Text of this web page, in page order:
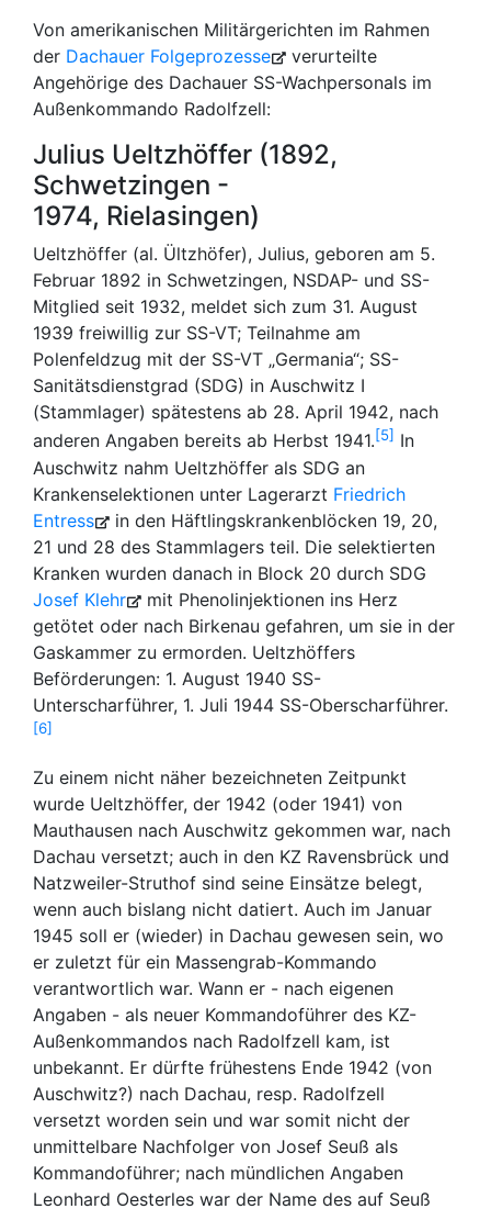
Von amerikanischen Militärgerichten im Rahmen
der Dachauer Folgeprozesse
verurteilte
Angehörige des Dachauer SS-Wachpersonals im
Außenkommando Radolfzell:
Julius Ueltzhöffer (1892,
Schwetzingen -
1974, Rielasingen)
Ueltzhöffer (al. Ültzhöfer), Julius, geboren am 5.
Februar 1892 in Schwetzingen, NSDAP- und SS-
Mitglied seit 1932, meldet sich zum 31. August
1939 freiwillig zur SS-VT; Teilnahme am
Polenfeldzug mit der SS-VT „Germania“; SS-
Sanitätsdienstgrad (SDG) in Auschwitz I
(Stammlager) spätestens ab 28. April 1942, nach
anderen Angaben bereits ab Herbst 1941. 5
In
Auschwitz nahm Ueltzhöffer als SDG an
Krankenselektionen unter Lagerarzt Friedrich
Entress
in den Häftlingskrankenblöcken 19, 20,
21 und 28 des Stammlagers teil. Die selektierten
Kranken wurden danach in Block 20 durch SDG
Josef Klehr
mit Phenolinjektionen ins Herz
getötet oder nach Birkenau gefahren, um sie in der
Gaskammer zu ermorden. Ueltzhöffers
Beförderungen: 1. August 1940 SS-
Unterscharführer, 1. Juli 1944 SS-Oberscharführer.
6
Zu einem nicht näher bezeichneten Zeitpunkt
wurde Ueltzhöffer, der 1942 (oder 1941) von
Mauthausen nach Auschwitz gekommen war, nach
Dachau versetzt; auch in den KZ Ravensbrück und
Natzweiler-Struthof sind seine Einsätze belegt,
wenn auch bislang nicht datiert. Auch im Januar
1945 soll er (wieder) in Dachau gewesen sein, wo
er zuletzt für ein Massengrab-Kommando
verantwortlich war. Wann er - nach eigenen
Angaben - als neuer Kommandoführer des KZ-
Außenkommandos nach Radolfzell kam, ist
unbekannt. Er dürfte frühestens Ende 1942 (von
Auschwitz?) nach Dachau, resp. Radolfzell
versetzt worden sein und war somit nicht der
unmittelbare Nachfolger von Josef Seuß als
Kommandoführer; nach mündlichen Angaben
Leonhard Oesterles war der Name des auf Seuß